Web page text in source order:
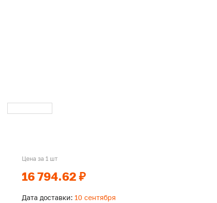
Цена за 1 шт
16 794.62 ₽
Дата доставки: 10 сентября